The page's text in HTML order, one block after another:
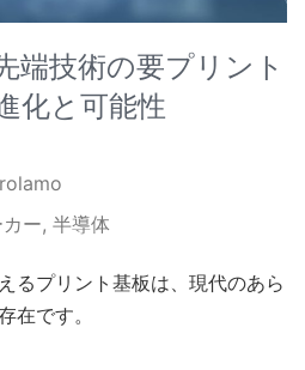
端技術の要プリント
化と可能性
ー, 半導体
るプリント基板は、現代のあら
在です。